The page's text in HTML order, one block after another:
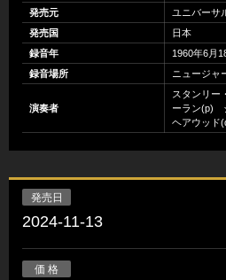
発売元
ユニバーサ
発売国
日本
録音年
1960年6月
録音場所
ニュージャ
演奏者
スタンリー
ーラン(p)
ヘアウッド
発売日
2024-11-13
価 格